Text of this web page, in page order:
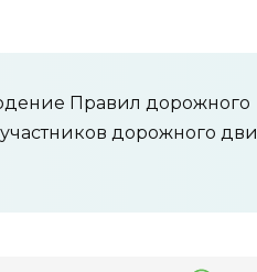
Правил дорожного
дорожного